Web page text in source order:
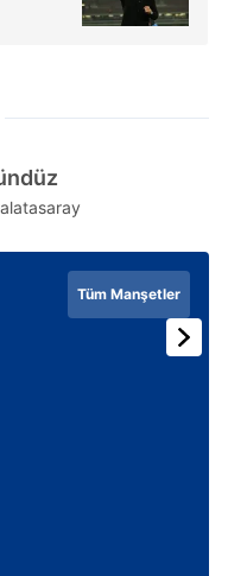
Tüm Manşetler